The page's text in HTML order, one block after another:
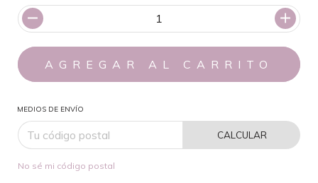
MEDIOS DE ENVÍO
CALCULAR
No sé mi código postal